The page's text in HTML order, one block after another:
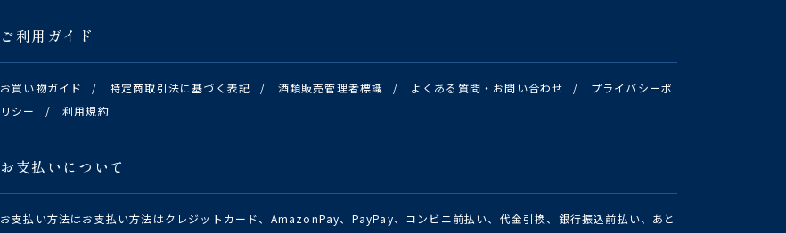
ご利用ガイド
お買い物ガイド / 特定商取引法に基づく表記 / 酒類販売管理者標識 / よくある質問・お問い合わせ /
プライバシーポ
リシー
/ 利用規約
お支払いについて
お支払い方法はお支払い方法はクレジットカード、AmazonPay、PayPay、コンビニ前払い、代金引換、銀行振込前払い、あと